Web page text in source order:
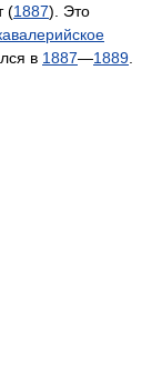
(1887). Это
в 1887—1889